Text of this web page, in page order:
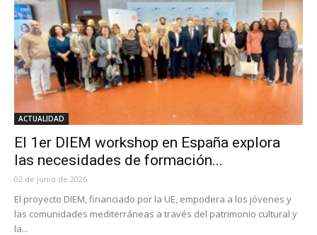
ACTUALIDAD
El 1er DIEM workshop en España explora
las necesidades de formación...
02 de junio de 2026
El proyecto DIEM, financiado por la UE, empodera a los jóvenes y
las comunidades mediterráneas a través del patrimonio cultural y
la...